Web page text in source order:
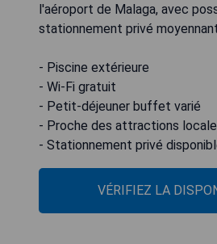
l'aéroport de Malaga, avec
stationnement privé
- Piscine extérieure
- Wi-Fi gratuit
- Petit-déjeuner buffet varié
- Proche des attractions
- Stationnement privé
VÉRIFIEZ LA